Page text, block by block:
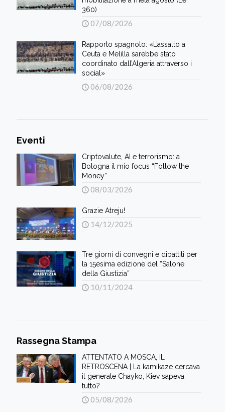
360)
07/08/2026
Rapporto spagnolo: «L’assalto a
Ceuta e Melilla sarebbe stato
coordinato dall’Algeria attraverso i
social»
06/08/2026
Eventi
Criptovalute, AI e terrorismo: a
Bologna il mio focus “Follow the
Money”
08/03/2026
Grazie Atreju!
14/12/2025
Tre giorni di convegni e dibattiti per
la 15esima edizione del “Salone
della Giustizia”
10/11/2024
Rassegna Stampa
ATTENTATO A MOSCA, IL
RETROSCENA | La kamikaze cercava
il generale Chayko, Kiev sapeva
tutto?
05/08/2026